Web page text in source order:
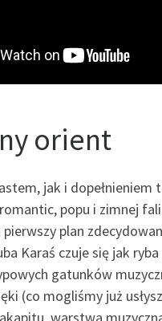
orient
jak i
popu i zimnej
plan
Karaś czuje się jak
gatunków
(co mogliśmy już
warstwa